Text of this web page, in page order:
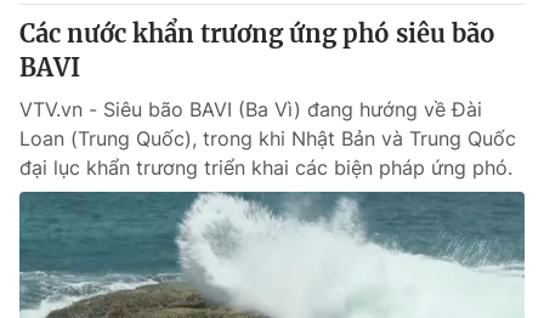
Chuyên mục
Chính trị
Xã hội
Pháp luật
Y tế
Các nước khẩn trương ứng phó siêu bão
BAVI
VTV.vn - Siêu bão BAVI (Ba Vì) đang hướng về Đài
Loan (Trung Quốc), trong khi Nhật Bản và Trung Quốc
đại lục khẩn trương triển khai các biện pháp ứng phó.